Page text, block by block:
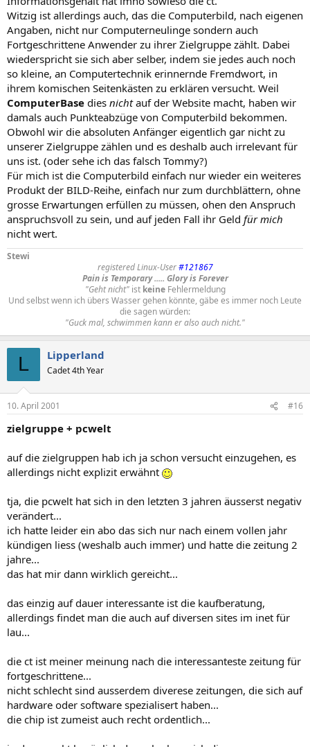
Witzig ist allerdings auch, das die Computerbild, nach eigenen
Angaben, nicht nur Computerneulinge sondern auch
Fortgeschrittene Anwender zu ihrer Zielgruppe zählt. Dabei
wiederspricht sie sich aber selber, indem sie jedes auch noch
so kleine, an Computertechnik erinnernde Fremdwort, in
ihrem komischen Seitenkästen zu erklären versucht. Weil
ComputerBase dies nichtauf der Website macht, haben wir
damals auch Punkteabzüge von Computerbild bekommen.
Obwohl wir die absoluten Anfänger eigentlich gar nicht zu
unserer Zielgruppe zählen und es deshalb auch irrelevant für
uns ist. (oder sehe ich das falsch Tommy?)
Für mich ist die Computerbild einfach nur wieder ein weiteres
Produkt der BILD-Reihe, einfach nur zum durchblättern, ohne
grosse Erwartungen erfüllen zu müssen, ohen den Anspruch
anspruchsvoll zu sein, und auf jeden Fall ihr Geld für mich
nicht wert.
Stewi
registered Linux-User#121867
Pain is Temporary ..... Glory is Forever
"Geht nicht"ist keineFehlermeldung
Und selbst wenn ich übers Wasser gehen könnte, gäbe es immer noch Leute
die sagen würden:
"Guck mal, schwimmen kann er also auch nicht."
L Lipperland
Cadet 4th Year
10. April 2001 #16
zielgruppe + pcwelt
auf die zielgruppen hab ich ja schon versucht einzugehen, es
allerdings nicht explizit erwähnt
tja, die pcwelt hat sich in den letzten 3 jahren äusserst negativ
verändert...
ich hatte leider ein abo das sich nur nach einem vollen jahr
kündigen liess (weshalb auch immer) und hatte die zeitung 2
jahre...
das hat mir dann wirklich gereicht...
das einzig auf dauer interessante ist die kaufberatung,
allerdings findet man die auch auf diversen sites im inet für
lau...
die ct ist meiner meinung nach die interessanteste zeitung für
fortgeschrittene...
nicht schlecht sind ausserdem diverese zeitungen, die sich auf
hardware oder software spezialisert haben...
die chip ist zumeist auch recht ordentlich...